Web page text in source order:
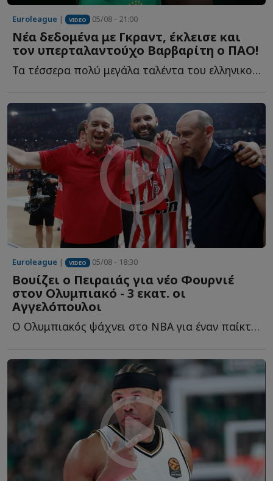
Euroleague | VIDEO 05/08 - 21:00
Νέα δεδομένα με Γκραντ, έκλεισε και
τον υπερταλαντούχο Βαρβαρίτη ο ΠΑΟ!
Τα τέσσερα πολύ μεγάλα ταλέντα του ελληνικού μπάσκετ, η...
Euroleague | VIDEO 05/08 - 18:30
Βουίζει ο Πειραιάς για νέο Φουρνιέ
στον Ολυμπιακό - 3 εκατ. οι
Αγγελόπουλοι
Ο Ολυμπιακός ψάχνει στο NBA για έναν παίκτη που θα... κουμπώσει σ...